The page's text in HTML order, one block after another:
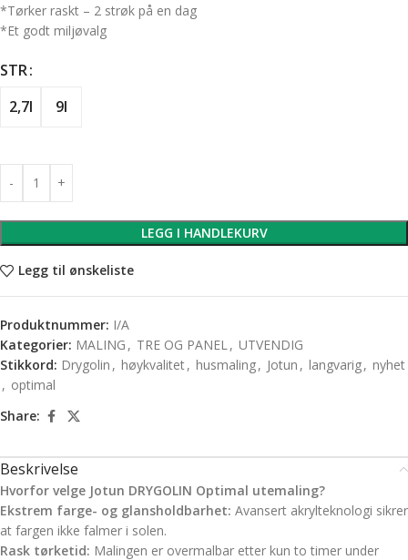
*Tørker raskt – 2 strøk på en dag
*Et godt miljøvalg
STR
2,7l
9l
LEGG I HANDLEKURV
Legg til ønskeliste
Produktnummer: I/A
Kategorier: MALING , TRE OG PANEL , UTVENDIG
Stikkord: Drygolin , høykvalitet, husmaling, Jotun , langvarig, nyhet
, optimal
Share:
Beskrivelse
Hvorfor velge Jotun DRYGOLIN Optimal utemaling?
Ekstrem farge- og glansholdbarhet: Avansert akrylteknologi sikrer
at fargen ikke falmer i solen.
Rask tørketid: Malingen er overmalbar etter kun to timer under